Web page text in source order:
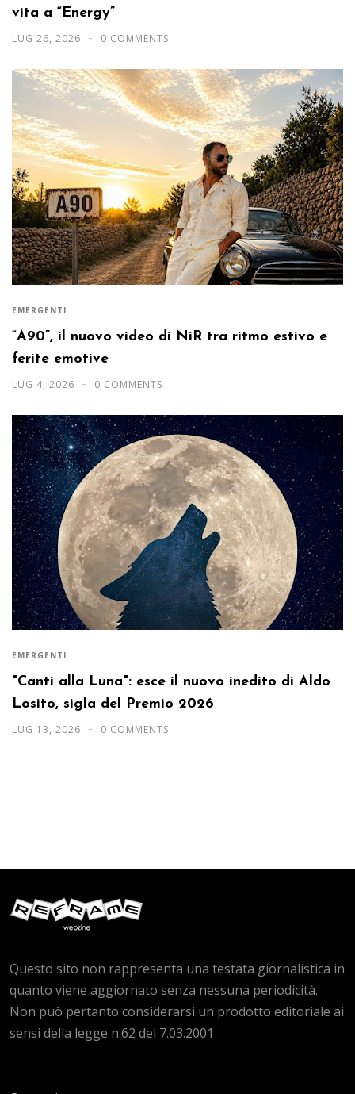
vita a “Energy”
LUG 26, 2026 0 COMMENTS
EMERGENTI
“A90”, il nuovo video di NiR tra ritmo estivo e
ferite emotive
LUG 4, 2026 0 COMMENTS
EMERGENTI
"Canti alla Luna": esce il nuovo inedito di Aldo
Losito, sigla del Premio 2026
LUG 13, 2026 0 COMMENTS
Questo sito non rappresenta una testata giornalistica in
quanto viene aggiornato senza nessuna periodicità.
Non può pertanto considerarsi un prodotto editoriale ai
sensi della legge n.62 del 7.03.2001